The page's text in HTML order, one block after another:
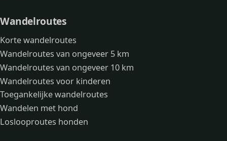
Wandelroutes
Korte wandelroutes
Wandelroutes van ongeveer 5 km
Wandelroutes van ongeveer 10 km
Wandelroutes voor kinderen
Toegankelijke wandelroutes
Wandelen met hond
Loslooproutes honden